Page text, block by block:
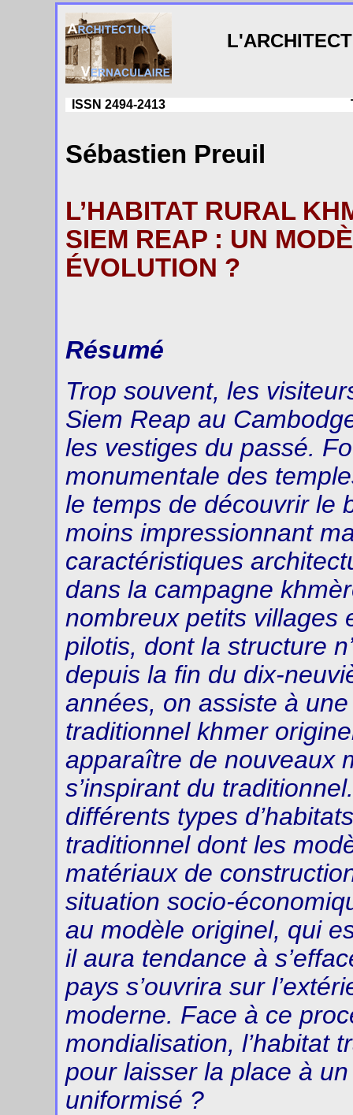
ISSN 2494-2413
Sébastien Preuil
L’HABITAT RURAL
SIEM REAP : UN
ÉVOLUTION ?
Résumé
Trop souvent, les
Siem Reap au
les vestiges du passé.
monumentale des
le temps de découvrir le
moins impressionnant
caractéristiques
dans la campagne
nombreux petits villages
pilotis, dont la structure
depuis la fin du dix-
années, on assiste à
traditionnel khmer
apparaître de nouveaux
s’inspirant du
différents types
traditionnel dont les
matériaux de
situation socio-
au modèle originel, qui
il aura tendance à
pays s’ouvrira sur
moderne. Face à ce
mondialisation, l’habitat
pour laisser la place à
uniformisé ?